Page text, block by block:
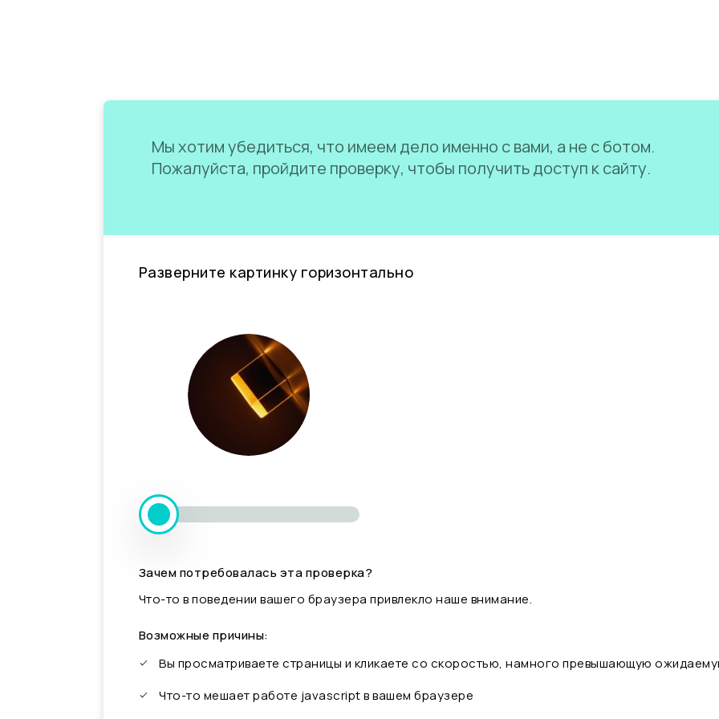
Мы хотим убедиться, что имеем дело именно с вами, а не с ботом.
Пожалуйста, пройдите проверку, чтобы получить доступ к сайту.
Разверните картинку горизонтально
Зачем потребовалась эта проверка?
Что-то в поведении вашего браузера привлекло наше внимание.
Возможные причины:
Вы просматриваете страницы и кликаете со скоростью, намного превышающую
Что-то мешает работе javascript в вашем браузере